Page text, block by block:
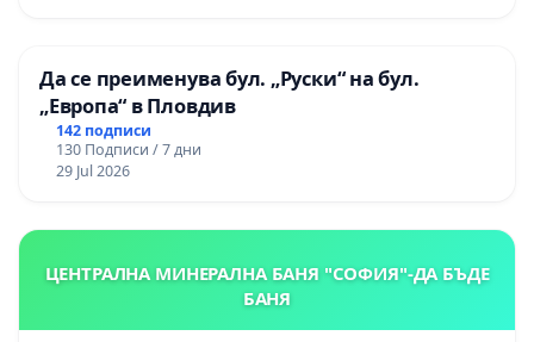
Да се преименува бул. „Руски“ на бул.
„Европа“ в Пловдив
142 подписи
130 Подписи / 7 дни
29 Jul 2026
ЦЕНТРАЛНА МИНЕРАЛНА БАНЯ "СОФИЯ"-ДА БЪДЕ
БАНЯ